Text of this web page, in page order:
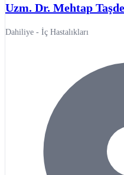
Uzm. Dr. Mehtap
Dahiliye - İç Hastalıkları